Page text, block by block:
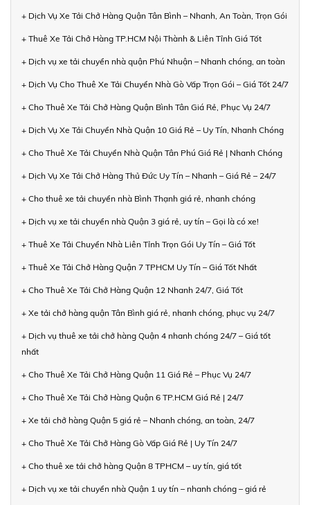
+ Dịch Vụ Xe Tải Chở Hàng Quận Tân Bình – Nhanh, An Toàn, Trọn Gói
+ Thuê Xe Tải Chở Hàng TP.HCM Nội Thành & Liên Tỉnh Giá Tốt
+ Dịch vụ xe tải chuyển nhà quận Phú Nhuận – Nhanh chóng, an toàn
+ Dịch Vụ Cho Thuê Xe Tải Chuyển Nhà Gò Vấp Trọn Gói – Giá Tốt 24/7
+ Cho Thuê Xe Tải Chở Hàng Quận Bình Tân Giá Rẻ, Phục Vụ 24/7
+ Dịch Vụ Xe Tải Chuyển Nhà Quận 10 Giá Rẻ – Uy Tín, Nhanh Chóng
+ Cho Thuê Xe Tải Chuyển Nhà Quận Tân Phú Giá Rẻ | Nhanh Chóng
+ Dịch Vụ Xe Tải Chở Hàng Thủ Đức Uy Tín – Nhanh – Giá Rẻ – 24/7
+ Cho thuê xe tải chuyển nhà Bình Thạnh giá rẻ, nhanh chóng
+ Dịch vụ xe tải chuyển nhà Quận 3 giá rẻ, uy tín – Gọi là có xe!
+ Thuê Xe Tải Chuyển Nhà Liên Tỉnh Trọn Gói Uy Tín – Giá Tốt
+ Thuê Xe Tải Chở Hàng Quận 7 TPHCM Uy Tín – Giá Tốt Nhất
+ Cho Thuê Xe Tải Chở Hàng Quận 12 Nhanh 24/7, Giá Tốt
+ Xe tải chở hàng quận Tân Bình giá rẻ, nhanh chóng, phục vụ 24/7
+ Dịch vụ thuê xe tải chở hàng Quận 4 nhanh chóng 24/7 – Giá tốt
nhất
+ Cho Thuê Xe Tải Chở Hàng Quận 11 Giá Rẻ – Phục Vụ 24/7
+ Cho Thuê Xe Tải Chở Hàng Quận 6 TP.HCM Giá Rẻ | 24/7
+ Xe tải chở hàng Quận 5 giá rẻ – Nhanh chóng, an toàn, 24/7
+ Cho Thuê Xe Tải Chở Hàng Gò Vấp Giá Rẻ | Uy Tín 24/7
+ Cho thuê xe tải chở hàng Quận 8 TPHCM – uy tín, giá tốt
+ Dịch vụ xe tải chuyển nhà Quận 1 uy tín – nhanh chóng – giá rẻ